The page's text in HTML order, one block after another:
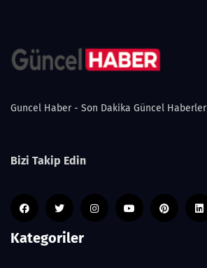
Guncel Haber - Son Dakika Güncel Haberler
Bizi Takip Edin
Kategoriler